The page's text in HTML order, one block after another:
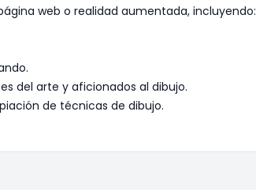
web o realidad aumentada, incluyendo:
del arte y aficionados al dibujo.
de técnicas de dibujo.